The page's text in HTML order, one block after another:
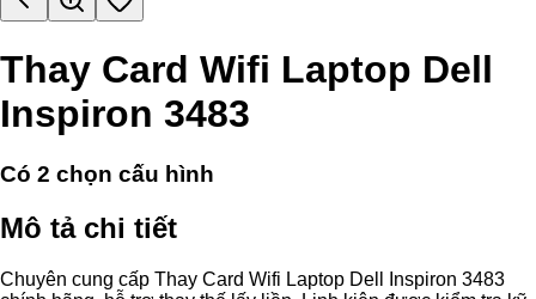
Thay Card Wifi Laptop Dell
Inspiron 3483
Có 2 chọn cấu hình
Mô tả chi tiết
Chuyên cung cấp Thay Card Wifi Laptop Dell Inspiron 3483